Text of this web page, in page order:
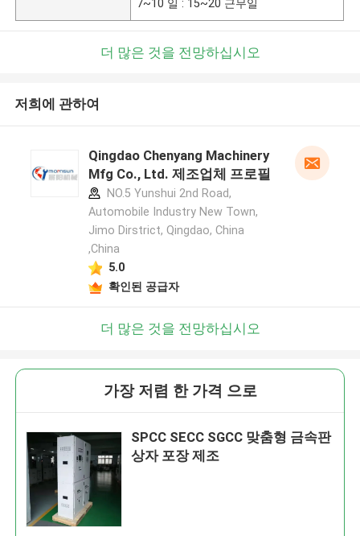
7~10 일 : 15~20 근무일
더 많은 것을 전망하십시오
저희에 관하여
Qingdao Chenyang Machinery
Mfg Co., Ltd. 제조업체 프로필
NO.5 Yunshui 2nd Road,
Automobile Industry New Town,
Jimo Dirstrict, Qingdao, China
,China
5.0
확인된 공급자
더 많은 것을 전망하십시오
가장 저렴 한 가격 으로
SPCC SECC SGCC 맞춤형 금속판
상자 포장 제조